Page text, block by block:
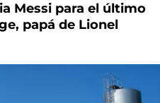
Messi para el último
papá de Lionel